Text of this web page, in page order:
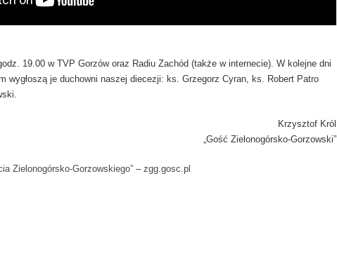
19.00 w TVP Gorzów oraz Radiu Zachód (także w internecie). W kolejne dni
wygłoszą je duchowni naszej diecezji: ks. Grzegorz Cyran, ks. Robert Patro
Krzysztof Król
„Gość Zielonogórsko-Gorzowski”
Zielonogórsko-Gorzowskiego” – zgg.gosc.pl